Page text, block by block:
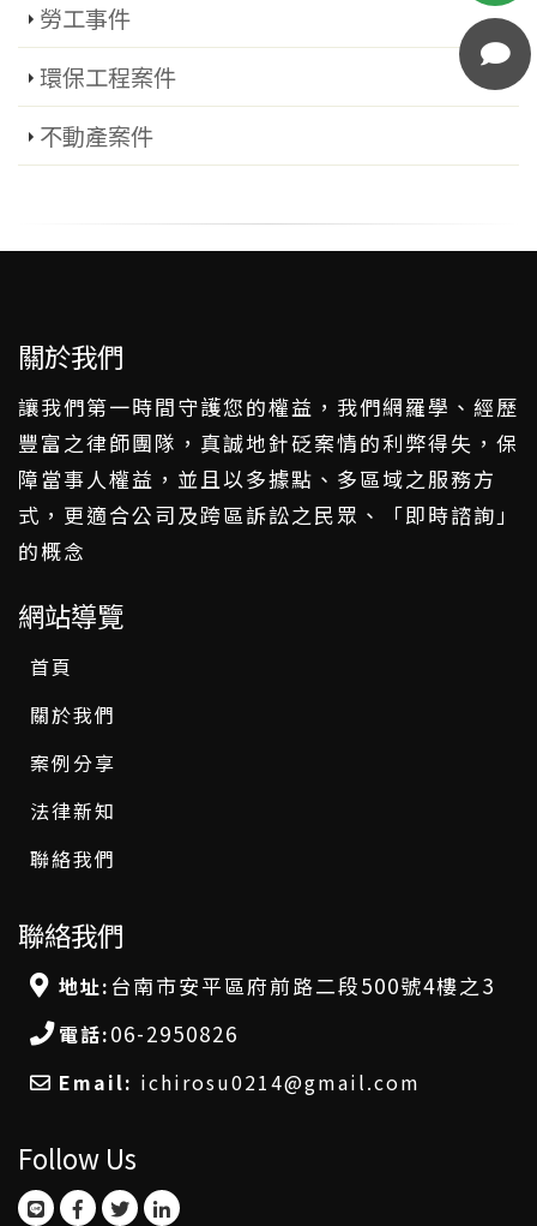
勞工事件
環保工程案件
不動產案件
關於我們
讓我們第一時間守護您的權益，我們網羅學、經歷
豐富之律師團隊，真誠地針砭案情的利弊得失，保
障當事人權益，並且以多據點、多區域之服務方
式，更適合公司及跨區訴訟之民眾、「即時諮詢」
的概念
網站導覽
首頁
關於我們
案例分享
法律新知
聯絡我們
聯絡我們
地址: 台南市安平區府前路二段500號4樓之3
電話:06-2950826
Email: ichirosu0214@gmail.com
Follow Us